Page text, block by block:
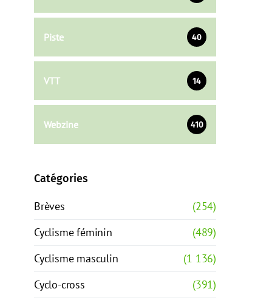
Piste 40
VTT 14
Webzine 410
Catégories
Brèves
(254)
Cyclisme féminin
(489)
Cyclisme masculin
(1 136)
Cyclo-cross
(391)